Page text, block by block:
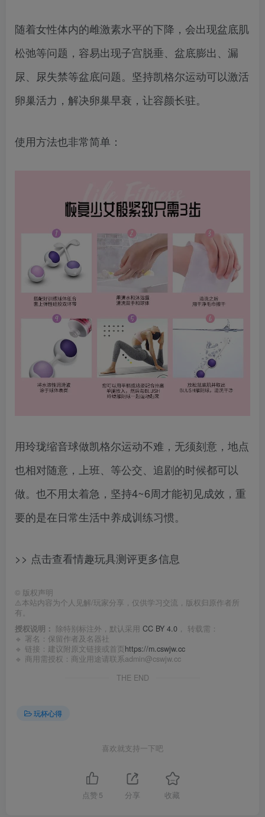
随着女性体内的雌激素水平的下降，会出现盆底肌
松弛等问题，容易出现子宫脱垂、盆底膨出、漏
尿、尿失禁等盆底问题。坚持凯格尔运动可以激活
卵巢活力，解决卵巢早衰，让容颜长驻。
使用方法也非常简单：
用玲珑缩音球做凯格尔运动不难，无须刻意，地点
也相对随意，上班、等公交、追剧的时候都可以
做。也不用太着急，坚持4~6周才能初见成效，重
要的是在日常生活中养成训练习惯。
>> 点击查看情趣玩具测评更多信息
© 版权声明
⚠️本站内容为个人见解/玩家分享，仅供学习交流，版权归原作者所
有。
授权说明： 除特别标注外，默认采用 CC BY 4.0 ， 转载需：
🔹 署名：保留作者及 名器社
🔹 链接：建议附原文链接或首页https://m.cswjw.cc
🔹 商用需授权：商业用途请联系admin@cswjw.cc
THE END
玩杯心得
喜欢就支持一下吧
点赞 5 分享 收藏